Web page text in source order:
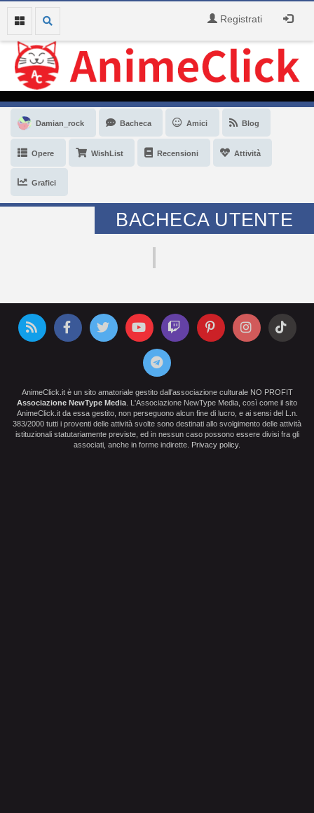
Registrati
Damian_rock Bacheca Amici Blog
Opere WishList Recensioni Attività
Grafici
BACHECA UTENTE
AnimeClick.it è un sito amatoriale gestito dall'associazione culturale NO PROFIT
Associazione NewType Media . L'Associazione NewType Media, così come il sito
AnimeClick.it da essa gestito, non perseguono alcun fine di lucro, e ai sensi del L.n.
383/2000 tutti i proventi delle attività svolte sono destinati allo svolgimento delle attività
istituzionali statutariamente previste, ed in nessun caso possono essere divisi fra gli
associati, anche in forme indirette. Privacy policy.